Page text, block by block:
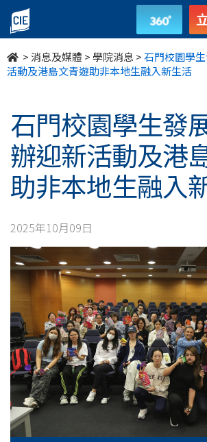
石
門
校
學
生
發
展
中
心
舉
辦
迎
新
活
>消息及媒體 >學院消息 >石門校園學
活動及港島文青遊助非本地生融入新生活
石門校園學生發
辦迎新活動及港
助非本地生融入
2025年10月09日